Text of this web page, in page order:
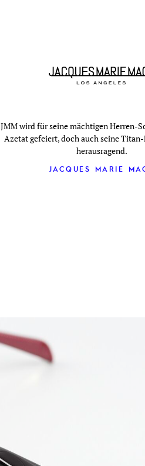
JMM wird für seine mächtigen Herren-
Azetat gefeiert, doch auch seine
herausragend.
JACQUES MARIE